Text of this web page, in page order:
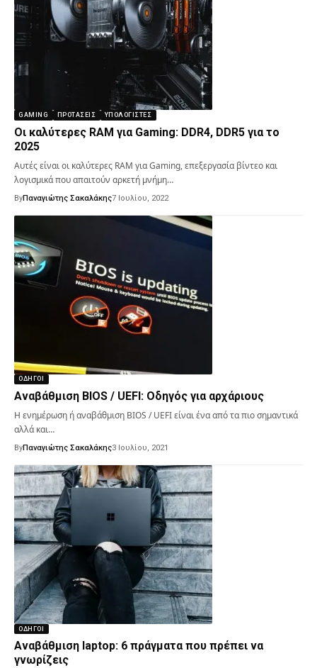
GAMING ΠΡΟΤΆΣΕΙΣ ΥΠΟΛΟΓΙΣΤΈΣ
Οι καλύτερες RAM για Gaming: DDR4, DDR5 για το
2025
Αυτές είναι οι καλύτερες RAM για Gaming, επεξεργασία βίντεο και
λογισμικά που απαιτούν αρκετή μνήμη…
ByΠαναγιώτης Σακαλάκης7 Ιουλίου, 2022
ΟΔΗΓΟΊ
Αναβάθμιση BIOS / UEFI: Οδηγός για αρχάριους
Η ενημέρωση ή αναβάθμιση BIOS / UEFI είναι ένα από τα πιο σημαντικά
αλλά και…
ByΠαναγιώτης Σακαλάκης3 Ιουλίου, 2021
ΟΔΗΓΟΊ
Αναβάθμιση laptop: 6 πράγματα που πρέπει να
γνωρίζεις